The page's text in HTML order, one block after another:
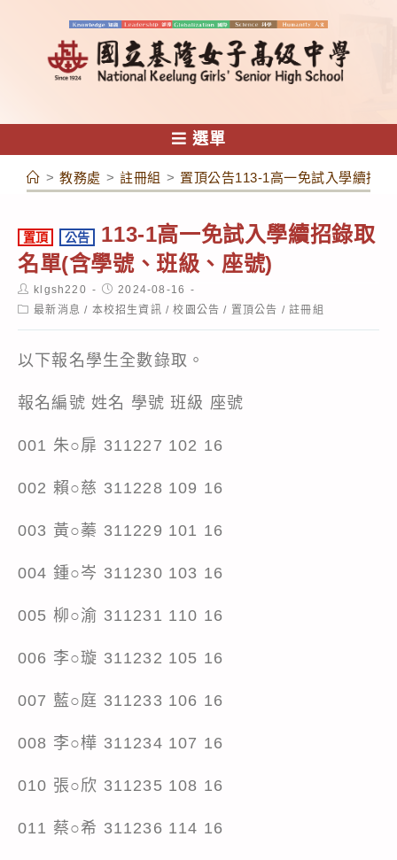
容
選單
> 教務處 > 註冊組 > 置頂公告113-1高一免試入學續招
置頂 公告
113-1高一免試入學續招錄取
名單(含學號、班級、座號)
Post
author:
klgsh220
Post
published:
2024-08-16
Post最新消息 / 本校招生資訊 / 校園公告 / 置頂公告 / 註冊組
以下報名學生全數錄取。
報名編號 姓名 學號 班級 座號
001 朱○扉 311227 102 16
002 賴○慈 311228 109 16
003 黃○蓁 311229 101 16
004 鍾○岑 311230 103 16
005 柳○渝 311231 110 16
006 李○璇 311232 105 16
007 藍○庭 311233 106 16
008 李○樺 311234 107 16
010 張○欣 311235 108 16
011 蔡○希 311236 114 16